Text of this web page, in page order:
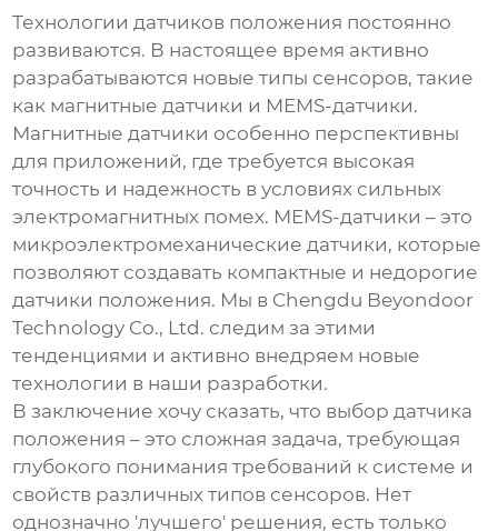
Технологиидатчиков положения постоянно
развиваются. В настоящее время активно
разрабатываются новые типы сенсоров, такие
как магнитные датчики и MEMS-датчики.
Магнитные датчики особенно перспективны
для приложений, где требуется высокая
точность и надежность в условиях сильных
электромагнитных помех. MEMS-датчики – это
микроэлектромеханические датчики, которые
позволяют создавать компактные и недорогие
датчики положения. Мы в Chengdu Beyondoor
Technology Co., Ltd. следим за этими
тенденциями и активно внедряем новые
технологии в наши разработки.
В заключение хочу сказать, что выбордатчика
положения – это сложная задача, требующая
глубокого понимания требований к системе и
свойств различных типов сенсоров. Нет
однозначно 'лучшего' решения, есть только